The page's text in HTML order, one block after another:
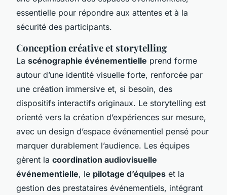
essentielle pour répondre aux attentes et à la
sécurité des participants.
Conception créative et storytelling
La scénographie événementielle prend forme
autour d’une identité visuelle forte, renforcée par
une création immersive et, si besoin, des
dispositifs interactifs originaux. Le storytelling est
orienté vers la création d’expériences sur mesure,
avec un design d’espace événementiel pensé pour
marquer durablement l’audience. Les équipes
gèrent la coordination audiovisuelle
événementielle, le pilotage d’équipes et la
gestion des prestataires événementiels, intégrant